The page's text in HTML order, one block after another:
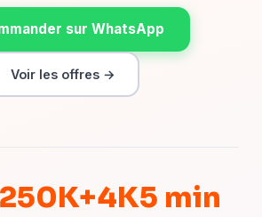
sur WhatsApp
Voir les offres →
250K+4K5 min